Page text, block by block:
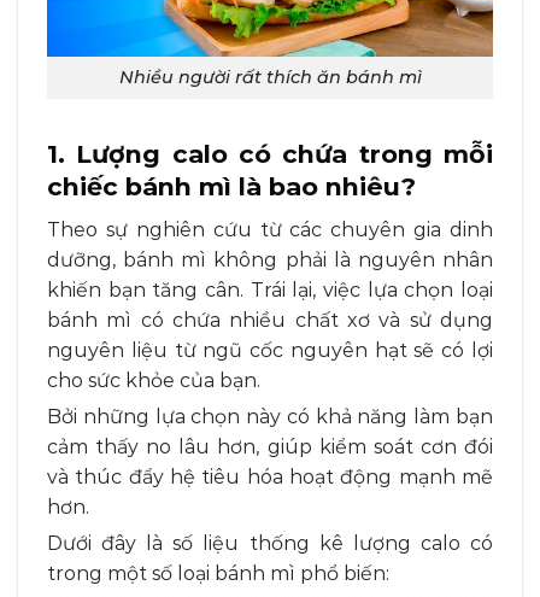
Nhiều người rất thích ăn bánh mì
1. Lượng calo có chứa trong mỗi
chiếc bánh mì là bao nhiêu?
Theo sự nghiên cứu từ các chuyên gia dinh
dưỡng, bánh mì không phải là nguyên nhân
khiến bạn tăng cân. Trái lại, việc lựa chọn loại
bánh mì có chứa nhiều chất xơ và sử dụng
nguyên liệu từ ngũ cốc nguyên hạt sẽ có lợi
cho sức khỏe của bạn.
Bởi những lựa chọn này có khả năng làm bạn
cảm thấy no lâu hơn, giúp kiểm soát cơn đói
và thúc đẩy hệ tiêu hóa hoạt động mạnh mẽ
hơn.
Dưới đây là số liệu thống kê lượng calo có
trong một số loại bánh mì phổ biến: